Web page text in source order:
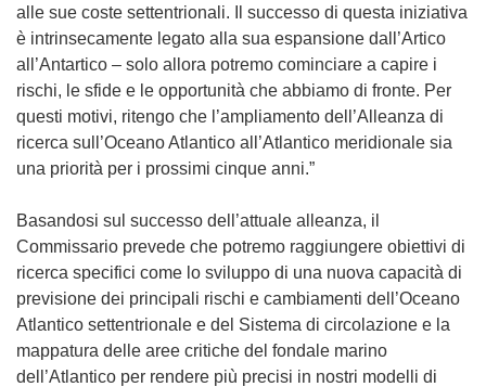
n
e
s
t
r
a
)
alle sue coste settentrionali. Il successo di questa iniziativa
è intrinsecamente legato alla sua espansione dall’Artico
all’Antartico – solo allora potremo cominciare a capire i
rischi, le sfide e le opportunità che abbiamo di fronte. Per
questi motivi, ritengo che l’ampliamento dell’Alleanza di
ricerca sull’Oceano Atlantico all’Atlantico meridionale sia
una priorità per i prossimi cinque anni.”
Basandosi sul successo dell’attuale alleanza, il
Commissario prevede che potremo raggiungere obiettivi di
ricerca specifici come lo sviluppo di una nuova capacità di
previsione dei principali rischi e cambiamenti dell’Oceano
Atlantico settentrionale e del Sistema di circolazione e la
mappatura delle aree critiche del fondale marino
dell’Atlantico per rendere più precisi in nostri modelli di